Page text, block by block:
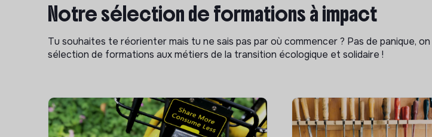
Notre sélection de formations à impact
Tu souhaites te réorienter mais tu ne sais pas par où commencer ? Pas de panique,
sélection de formations aux métiers de la transition écologique et solidaire !